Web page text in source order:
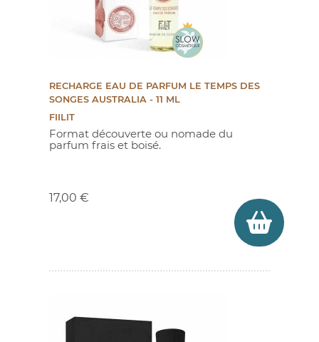
RECHARGE EAU DE PARFUM LE TEMPS DES
SONGES AUSTRALIA - 11 ML
FIILIT
Format découverte ou nomade du
parfum frais et boisé.
17,00 €